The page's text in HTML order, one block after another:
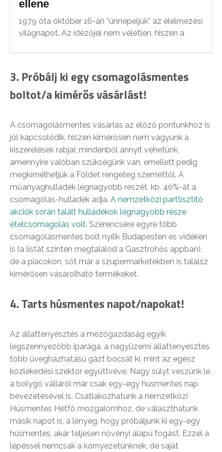
ellene
1979 óta október 16-án “ünnepeljük” az élelmezési
világnapot. Az idézőjel nem véletlen, hiszen a
3. Próbálj ki egy csomagolásmentes
boltot/a kimérős vásárlást!
A csomagolásmentes vásárlás az előző pontunkhoz is
jól kapcsolódik, hiszen kimérősen nem vagyunk a
kiszerelések rabjai; mindenből annyit vehetünk,
amennyire valóban szükségünk van, emellett pedig
megkímélhetjük a Földet rengeteg szeméttől. A
műanyaghulladék legnagyobb részét, kb. 40%-át a
csomagolás-hulladék adja. A nemzetközi parttisztító
akciók során talált hulladékok legnagyobb része
ételcsomagolás volt. Szerencsére egyre több
csomagolásmentes bolt nyílik Budapesten és vidéken
is (a listát szintén megtalálod a Gasztrohős appban),
de a piacokon, sőt már a szupermarketekben is találsz
kimérősen vásárolható termékeket.
4. Tarts húsmentes napot/napokat!
Az állattenyésztés a mezőgazdaság egyik
legszennyezőbb iparága, a nagyüzemi állattenyésztés
több üvegházhatású gázt bocsát ki, mint az egész
közlekedési szektor együttvéve. Nagy súlyt veszünk le
a bolygó válláról már csak egy-egy húsmentes nap
bevezetésével is. Csatlakozhatunk a nemzetközi
Húsmentes Hétfő mozgalomhoz, de választhatunk
másik napot is, a lényeg, hogy próbáljunk ki egy-egy
húsmentes, akár teljesen növényi alapú fogást. Ezzel a
lépéssel nemcsak a környezetünknek, de saját